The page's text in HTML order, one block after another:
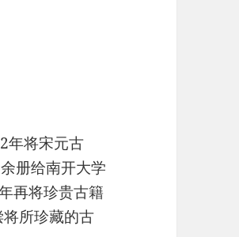
年将宋元古
册给南开大学
再将珍贵古籍
所珍藏的古